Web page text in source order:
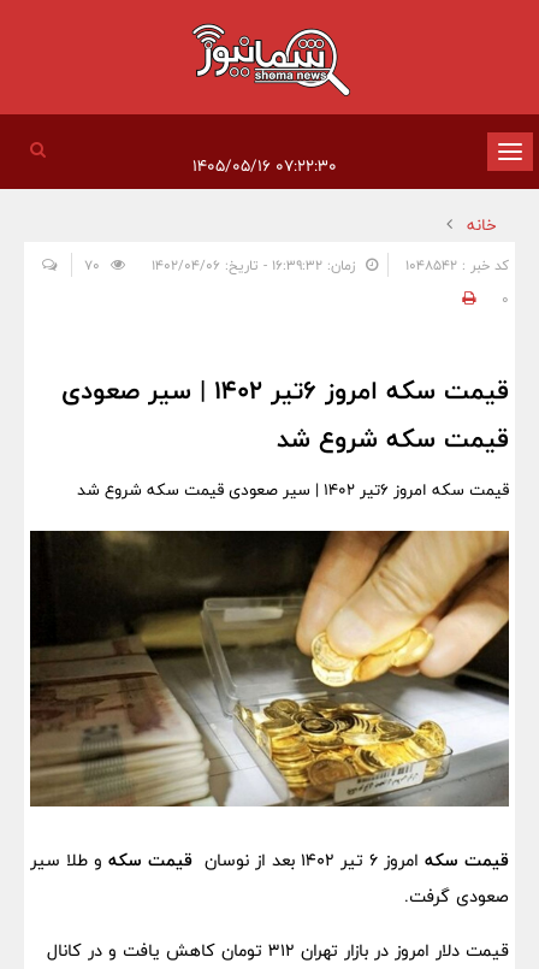
تغییر
وضعیت
ناوبری
خانه
کد خبر : 1048542 زمان: ۱۶:۳۹:۳۲ - تاریخ: ۱۴۰۲/۰۴/۰۶
0
قیمت سکه امروز 6تیر 1402 | سیر صعودی
قیمت سکه شروع شد
قیمت سکه امروز 6تیر 1402 | سیر صعودی قیمت سکه شروع شد
قیمت سکه امروز 6 تیر 1402 بعد از نوسان قیمت سکه و طلا سیر
صعودی گرفت.
قیمت دلار امروز در بازار تهران ۳۱۲ تومان کاهش یافت و در کانال